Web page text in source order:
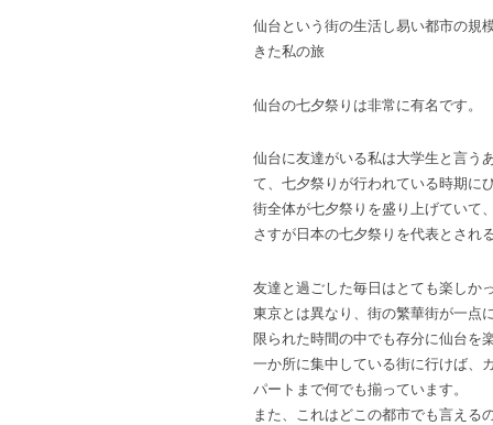
仙台という街の生活し易い都市の規
きた私の旅
仙台の七夕祭りは非常に有名です。
仙台に友達がいる私は大学生と言う
て、七夕祭りが行われている時期に
街全体が七夕祭りを盛り上げていて
さすが日本の七夕祭りを代表とされ
友達と過ごした毎日はとても楽しか
東京とは異なり、街の繁華街が一点
限られた時間の中でも存分に仙台を
一か所に集中している街に行けば、
パートまで何でも揃っています。
また、これはどこの都市でも言える